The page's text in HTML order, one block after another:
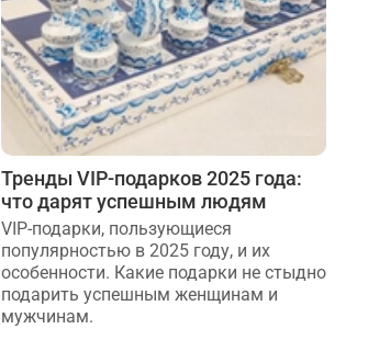
Тренды VIP-подарков 2025 года:
что дарят успешным людям
VIP-подарки, пользующиеся
популярностью в 2025 году, и их
особенности. Какие подарки не стыдно
подарить успешным женщинам и
мужчинам.